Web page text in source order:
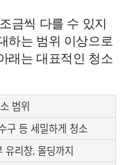
금씩 다를 수 있지
하는 범위 이상으로
래는 대표적인 청소
범위
구 등 세밀하게 청소
유리창, 몰딩까지